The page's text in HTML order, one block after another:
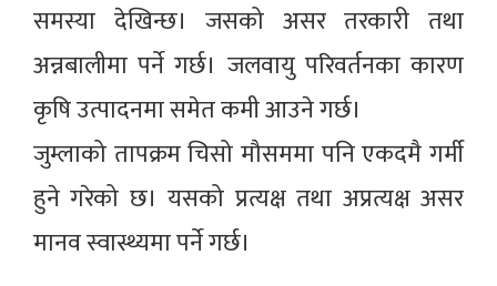
समस्या देखिन्छ। जसको असर तरकारी तथा
अन्नबालीमा पर्ने गर्छ। जलवायु परिवर्तनका कारण
कृषि उत्पादनमा समेत कमी आउने गर्छ।
जुम्लाको तापक्रम चिसो मौसममा पनि एकदमै गर्मी
हुने गरेको छ। यसको प्रत्यक्ष तथा अप्रत्यक्ष असर
मानव स्वास्थ्यमा पर्ने गर्छ।